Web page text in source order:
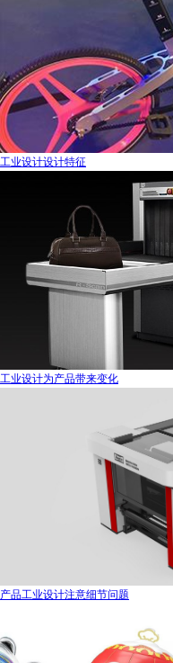
工业设计设计特征
工业设计为产品带来变化
产品工业设计注意细节问题